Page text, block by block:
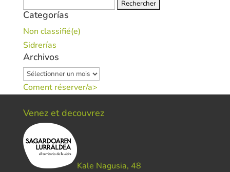
Categorías
Non classifié(e)
Sidrerías
Archivos
Archivos
Coment réserver/a>
Venez et decouvrez
Kale Nagusia, 48